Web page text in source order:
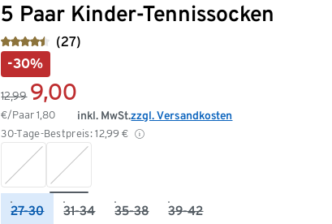
5 Paar Kinder-Tennissocken
(27)
-30%
12,99 9,00
€/Paar1,80
30-Tage-Bestpreis: 12,99 €
inkl. MwSt.zzgl. Versandkosten
27-30 31-34 35-38 39-42